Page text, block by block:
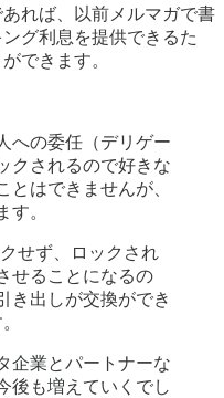
れば、以前メルマガで書
グ利息を提供できるた
できます。
への委任（デリゲー
クされるので好きな
とはできませんが、
す。
せず、ロックされ
せることになるの
き出しが交換ができ
企業とパートナーな
後も増えていくでし